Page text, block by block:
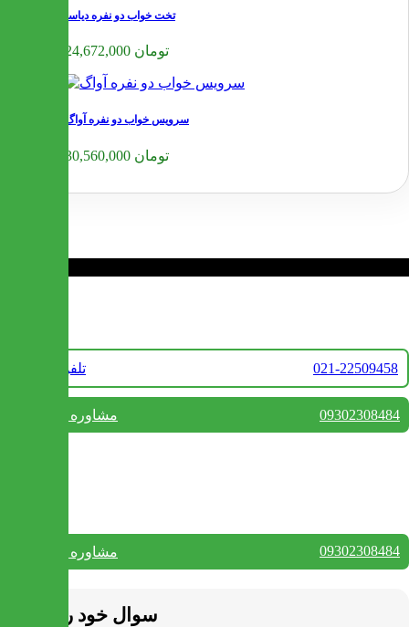
تخت خواب دو نفره دیاسا
24,672,000 تومان
سرویس خواب دو نفره آواگ
30,560,000 تومان
تلفن فروش 021-22509458
مشاوره واتس آپ 09302308484
مشاوره واتس آپ 09302308484
سوال خود را بپرسید